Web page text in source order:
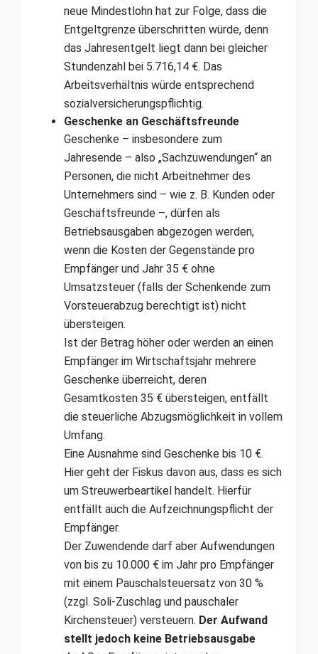
neue Mindestlohn hat zur Folge, dass die
Entgeltgrenze überschritten würde, denn
das Jahresentgelt liegt dann bei gleicher
Stundenzahl bei 5.716,14 €. Das
Arbeitsverhältnis würde entsprechend
sozialversicherungspflichtig.
Geschenke an Geschäftsfreunde
Geschenke – insbesondere zum
Jahresende – also „Sachzuwendungen“ an
Personen, die nicht Arbeitnehmer des
Unternehmers sind – wie z. B. Kunden oder
Geschäftsfreunde –, dürfen als
Betriebsausgaben abgezogen werden,
wenn die Kosten der Gegenstände pro
Empfänger und Jahr 35 € ohne
Umsatzsteuer (falls der Schenkende zum
Vorsteuerabzug berechtigt ist) nicht
übersteigen.
Ist der Betrag höher oder werden an einen
Empfänger im Wirtschaftsjahr mehrere
Geschenke überreicht, deren
Gesamtkosten 35 € übersteigen, entfällt
die steuerliche Abzugsmöglichkeit in vollem
Umfang.
Eine Ausnahme sind Geschenke bis 10 €.
Hier geht der Fiskus davon aus, dass es sich
um Streuwerbeartikel handelt. Hierfür
entfällt auch die Aufzeichnungspflicht der
Empfänger.
Der Zuwendende darf aber Aufwendungen
von bis zu 10.000 € im Jahr pro Empfänger
mit einem Pauschalsteuersatz von 30 %
(zzgl. Soli-Zuschlag und pauschaler
Kirchensteuer) versteuern. Der Aufwand
stellt jedoch keine Betriebsausgabe